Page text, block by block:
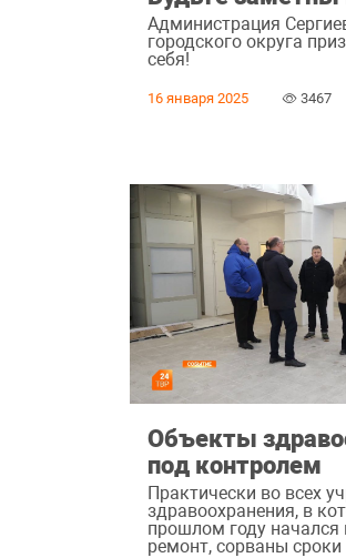
Администрация
городского округа
себя!
16 января 2025 3467
Объекты
под контролем
Практически во всех
здравоохранения, в
прошлом году начался
ремонт, сорваны